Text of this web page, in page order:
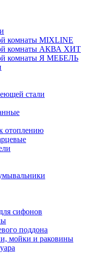
комнаты MIXLINE
комнаты АКВА ХИТ
комнаты Я МЕБЕЛЬ
стали
отоплению
сифонов
поддона
мойки и раковины